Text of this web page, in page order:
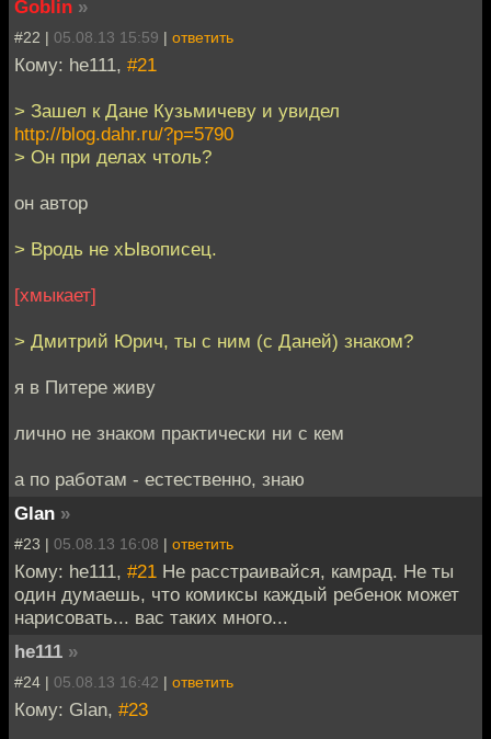
Goblin »
#22 | 05.08.13 15:59 | ответить
Кому: he111, #21
> Зашел к Дане Кузьмичеву и увидел
http://blog.dahr.ru/?p=5790
> Он при делах чтоль?
он автор
> Вродь не хЫвописец.
[хмыкает]
> Дмитрий Юрич, ты с ним (с Даней) знаком?
я в Питере живу
лично не знаком практически ни с кем
а по работам - естественно, знаю
Glan »
#23 | 05.08.13 16:08 | ответить
Кому: he111, #21 Не расстраивайся, камрад. Не ты
один думаешь, что комиксы каждый ребенок может
нарисовать... вас таких много...
he111 »
#24 | 05.08.13 16:42 | ответить
Кому: Glan, #23